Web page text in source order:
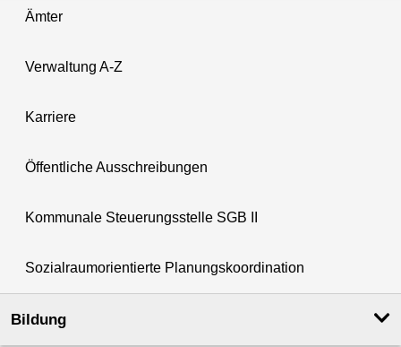
Ämter
Verwaltung A-Z
Karriere
Öffentliche Ausschreibungen
Kommunale Steuerungsstelle SGB II
Sozialraumorientierte Planungskoordination
Bildung